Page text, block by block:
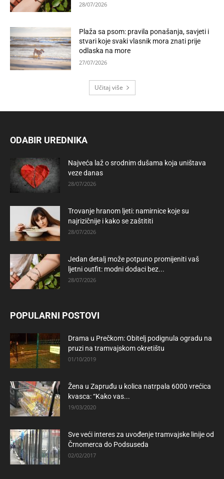
28/07/2026
Plaža sa psom: pravila ponašanja, savjeti i
stvari koje svaki vlasnik mora znati prije
odlaska na more
27/07/2026
Učitaj više
ODABIR UREDNIKA
Najveća laž o srodnim dušama koja uništava
veze danas
28/07/2026
Trovanje hranom ljeti: namirnice koje su
najrizičnije i kako se zaštititi
28/07/2026
Jedan detalj može potpuno promijeniti vaš
ljetni outfit: modni dodaci bez...
28/07/2026
POPULARNI POSTOVI
Drama u Prečkom: Obitelj podignula ogradu na
pruzi na tramvajskom okretištu
01/10/2019
Žena u Zapruđu u kolica natrpala 6000 vrećica
kvasca: “Kako vas...
19/03/2020
Sve veći interes za uvođenje tramvajske linije od
Črnomerca do Podsuseda
02/02/2017